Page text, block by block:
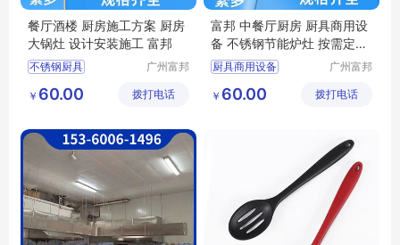
餐厅酒楼 厨房施工方案 厨房
大锅灶 设计安装施工 富邦
不锈钢厨具
厨房设计规范
千人饭堂厨房
广州富邦
工程有限
￥ 60.00 拨打电话
富邦 中餐厅厨房 厨具商用设
备 不锈钢节能炉灶 按需定制
设计
厨具商用设备
饭堂电磁炉
广州富邦
工程有限
￥ 60.00 拨打电话